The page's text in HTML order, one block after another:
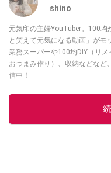
shino
元気印の主婦YouTuber。100均
と笑えて元気になる動画」がモ
業務スーパーや100均DIY（リ
おつまみ作り）、収納などなど
信中！